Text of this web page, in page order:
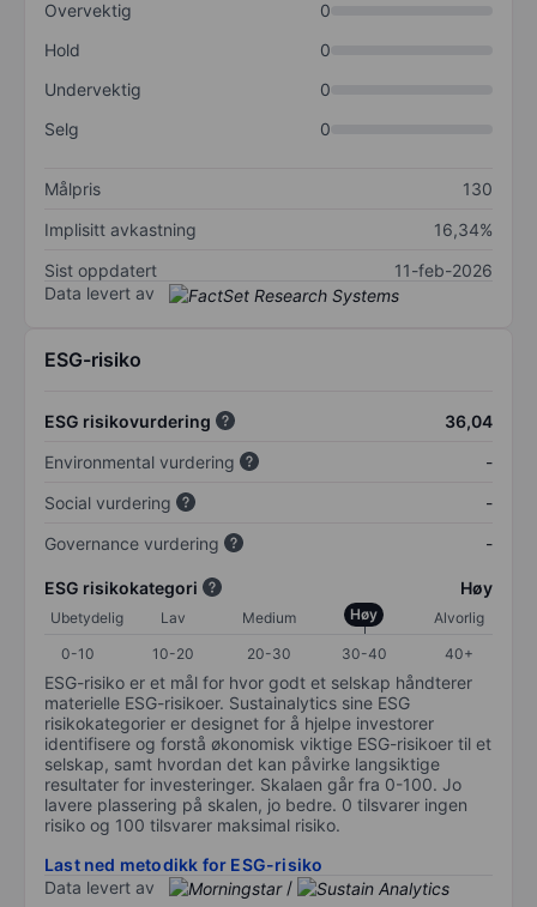
Overvektig
0
Hold
0
Undervektig
0
Selg
0
Målpris
130
Implisitt avkastning
16,34%
Sist oppdatert
11-feb-2026
Data levert av
ESG-risiko
ESG risikovurdering
36,04
Environmental vurdering
-
Social vurdering
-
Governance vurdering
-
ESG risikokategori Høy
Ubetydelig Lav Medium Høy
Alvorlig
0-10
10-20 20-30 30-40 40+
ESG-risiko er et mål for hvor godt et selskap håndterer
materielle ESG-risikoer. Sustainalytics sine ESG
risikokategorier er designet for å hjelpe investorer
identifisere og forstå økonomisk viktige ESG-risikoer til et
selskap, samt hvordan det kan påvirke langsiktige
resultater for investeringer. Skalaen går fra 0-100. Jo
lavere plassering på skalen, jo bedre. 0 tilsvarer ingen
risiko og 100 tilsvarer maksimal risiko.
Last ned metodikk for ESG-risiko
Data levert av
/